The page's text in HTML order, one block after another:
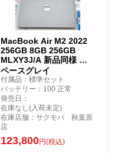
MacBook Air M2 2022
256GB 8GB 256GB
MLXY3J/A 新品同様 ス
ペースグレイ
付属品：標準セット
バッテリー：100 正常
発売日：
在庫なし(入荷未定)
在庫店舗：サクモバ 秋葉原
店
123,800円(税込)